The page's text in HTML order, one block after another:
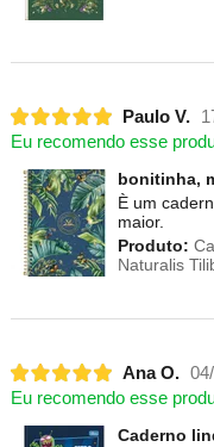
Paulo V.
Eu recomendo esse
bonitinha,
È um
maior.
Produto:
Naturalis
Ana O.
Eu recomendo esse
Caderno